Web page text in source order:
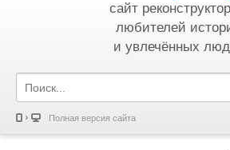
сайт
любителей
и увлечённых
Полная версия сайта